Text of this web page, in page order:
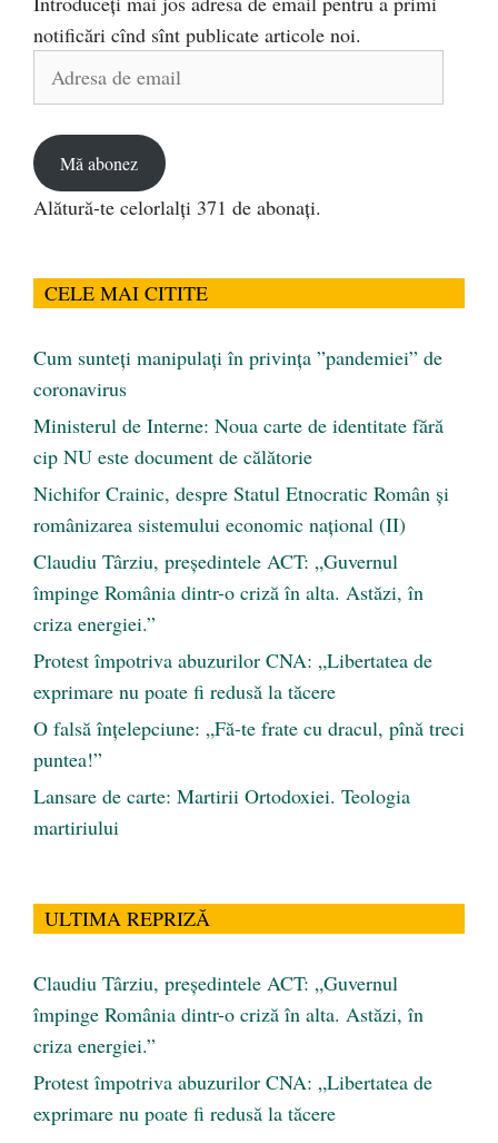
notificări cînd sînt publicate articole noi.
Adresa
Mă abonez
Alătură-te celorlalți 371 de abonați.
CELE MAI CITITE
Cum sunteți manipulați în privința ”pandemiei” de
coronavirus
Ministerul de Interne: Noua carte de identitate fără
cip NU este document de călătorie
Nichifor Crainic, despre Statul Etnocratic Român şi
românizarea sistemului economic naţional (II)
Claudiu Târziu, președintele ACT: „Guvernul
împinge România dintr-o criză în alta. Astăzi, în
criza energiei.”
Protest împotriva abuzurilor CNA: „Libertatea de
exprimare nu poate fi redusă la tăcere
O falsă înțelepciune: „Fă-te frate cu dracul, pînă treci
puntea!”
Lansare de carte: Martirii Ortodoxiei. Teologia
martiriului
ULTIMA REPRIZĂ
Claudiu Târziu, președintele ACT: „Guvernul
împinge România dintr-o criză în alta. Astăzi, în
criza energiei.”
Protest împotriva abuzurilor CNA: „Libertatea de
exprimare nu poate fi redusă la tăcere